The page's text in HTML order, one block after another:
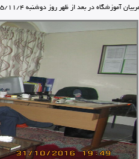
از ظهر روز دوشنبه 95/11/4 جهت بررسی مسائل و مشکلات مدرسه تشکیل شد.